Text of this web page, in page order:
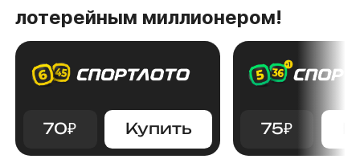
лотерейным миллионером!
70₽ Купить 75₽